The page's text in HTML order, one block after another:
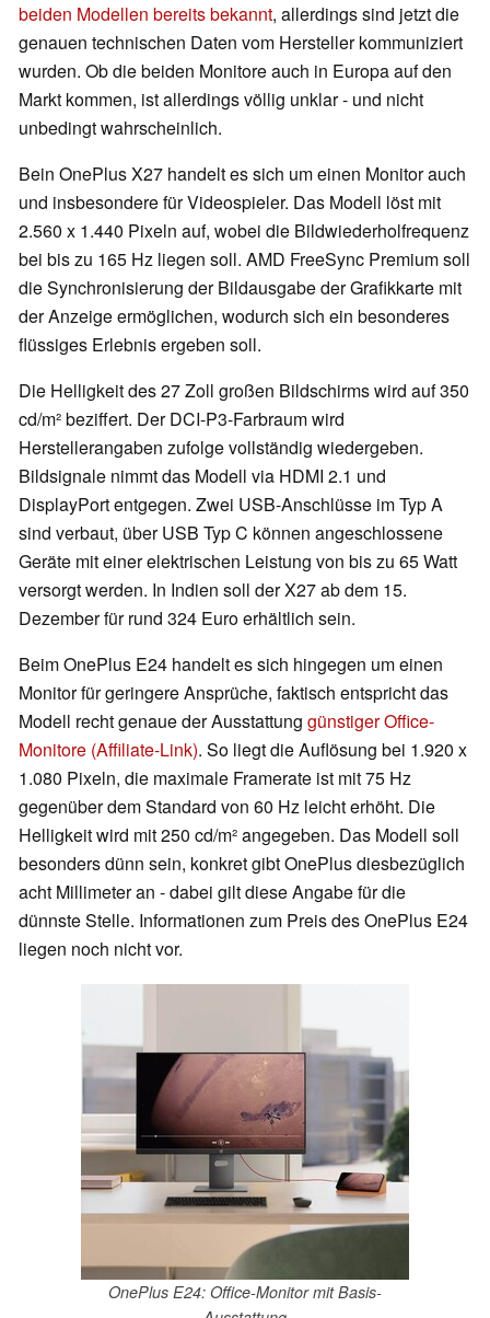
beiden Modellen bereits bekannt, allerdings sind jetzt die
genauen technischen Daten vom Hersteller kommuniziert
wurden. Ob die beiden Monitore auch in Europa auf den
Markt kommen, ist allerdings völlig unklar - und nicht
unbedingt wahrscheinlich.
Bein OnePlus X27 handelt es sich um einen Monitor auch
und insbesondere für Videospieler. Das Modell löst mit
2.560 x 1.440 Pixeln auf, wobei die Bildwiederholfrequenz
bei bis zu 165 Hz liegen soll. AMD FreeSync Premium soll
die Synchronisierung der Bildausgabe der Grafikkarte mit
der Anzeige ermöglichen, wodurch sich ein besonderes
flüssiges Erlebnis ergeben soll.
Die Helligkeit des 27 Zoll großen Bildschirms wird auf 350
cd/m² beziffert. Der DCI-P3-Farbraum wird
Herstellerangaben zufolge vollständig wiedergeben.
Bildsignale nimmt das Modell via HDMI 2.1 und
DisplayPort entgegen. Zwei USB-Anschlüsse im Typ A
sind verbaut, über USB Typ C können angeschlossene
Geräte mit einer elektrischen Leistung von bis zu 65 Watt
versorgt werden. In Indien soll der X27 ab dem 15.
Dezember für rund 324 Euro erhältlich sein.
Beim OnePlus E24 handelt es sich hingegen um einen
Monitor für geringere Ansprüche, faktisch entspricht das
Modell recht genaue der Ausstattung günstiger Office-
Monitore (Affiliate-Link). So liegt die Auflösung bei 1.920 x
1.080 Pixeln, die maximale Framerate ist mit 75 Hz
gegenüber dem Standard von 60 Hz leicht erhöht. Die
Helligkeit wird mit 250 cd/m² angegeben. Das Modell soll
besonders dünn sein, konkret gibt OnePlus diesbezüglich
acht Millimeter an - dabei gilt diese Angabe für die
dünnste Stelle. Informationen zum Preis des OnePlus E24
liegen noch nicht vor.
OnePlus E24: Office-Monitor mit Basis-